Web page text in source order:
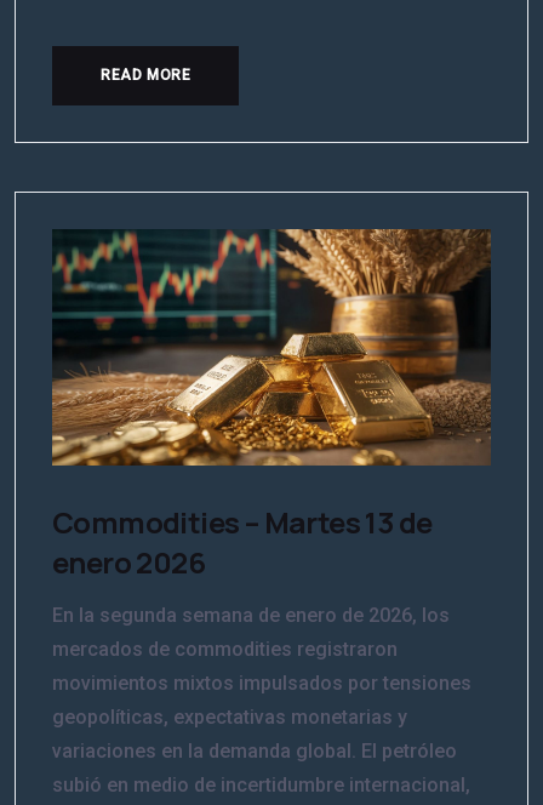
READ MORE
Commodities – Martes 13 de
enero 2026
En la segunda semana de enero de 2026, los
mercados de commodities registraron
movimientos mixtos impulsados por tensiones
geopolíticas, expectativas monetarias y
variaciones en la demanda global. El petróleo
subió en medio de incertidumbre internacional,